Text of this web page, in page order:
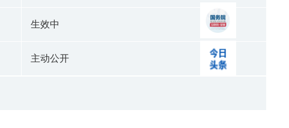
生效中
主动公开